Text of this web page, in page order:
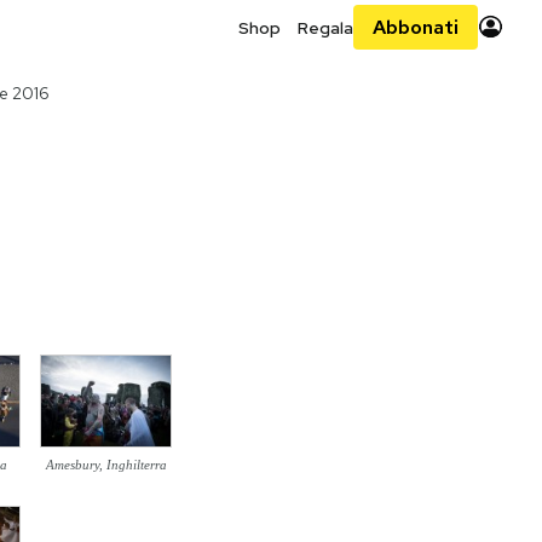
Shop Regala Abbonati
2016
Amesbury, Inghilterra